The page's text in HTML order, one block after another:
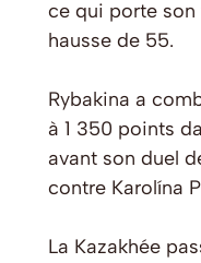
ce qui porte son
hausse de 55.
Rybakina a
à 1 350 points
avant son duel
contre Karolína
La Kazakhée